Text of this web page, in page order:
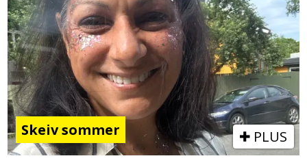
Skeiv sommer PLUS